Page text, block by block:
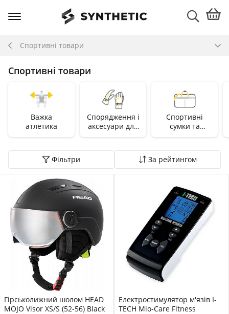
Спортивні товари
Спортивні товари
Важка
атлетика
Спорядження і
аксесуари для
Спортивні
сумки та
Фільтри За рейтингом
Гірськолижний шолом HEAD
MOJO Visor XS/S (52-56) Black
Електростимулятор м'язів I-
TECH Mio-Care Fitness